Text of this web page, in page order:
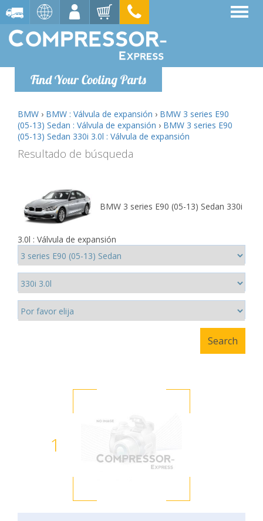
Find Your Cooling Parts
BMW › BMW : Válvula de expansión › BMW 3 series E90
(05-13) Sedan : Válvula de expansión › BMW 3 series E90
(05-13) Sedan 330i 3.0l : Válvula de expansión
Resultado de búsqueda
BMW 3 series E90 (05-13) Sedan 330i
3.0l : Válvula de expansión
1